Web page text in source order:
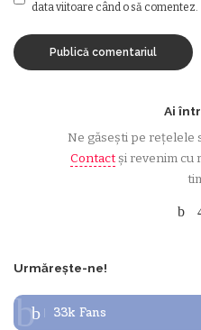
data viitoare când o să comentez.
Ai
Ne găsești pe rețelele
Contactși revenim cu
Urmărește-ne!
33k Fans